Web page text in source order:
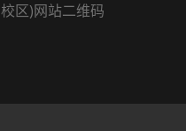
校区)网站二维码